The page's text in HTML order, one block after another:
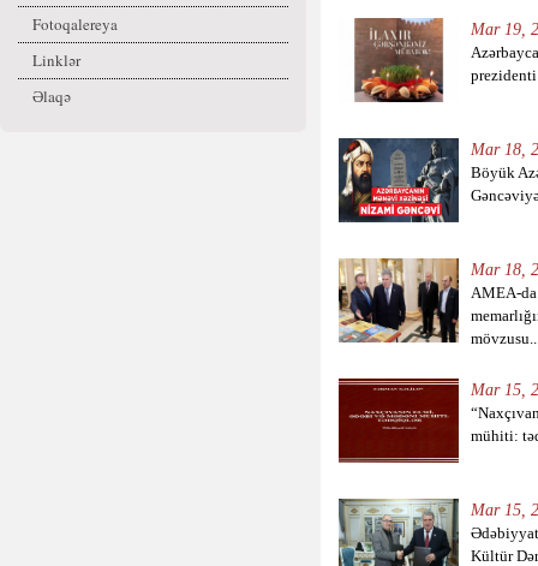
Fotoqalereya
Linklər
Əlaqə
Mar 19,
Mar 18,
Böyük
Mar 18,
AMEA-
Mar 15,
mühiti:
Mar 15,
Kültür